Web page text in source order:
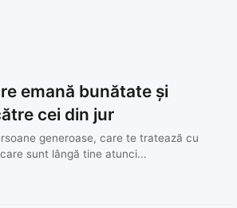
emană bunătate și
cei din jur
generoase, care te tratează cu
sunt lângă tine atunci...